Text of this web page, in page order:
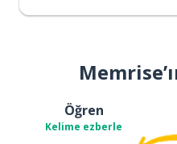
Öğren
Kelime ezberle